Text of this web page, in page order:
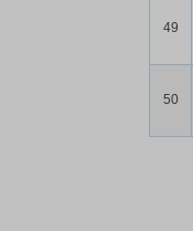
49
50